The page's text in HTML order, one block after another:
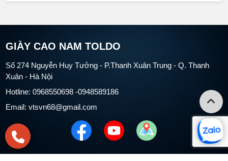
GIÀY CAO NAM TOLDO
Số 274 Nguyễn Huy Tưởng - P.Thanh Xuân Trung - Q. Thanh
Xuân - Hà Nội
Hotline: 0968550698 -0948589186
Email: vtsvn68@gmail.com